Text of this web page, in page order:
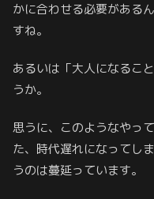
かに合わせる必要がある
すね。
あるいは「大人になるこ
うか。
思うに、このようなやっ
た、時代遅れになってし
うのは蔓延っています。